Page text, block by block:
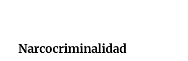
Narcocriminalidad